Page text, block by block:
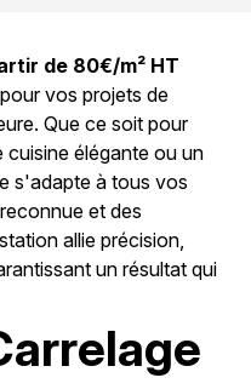
de 80€/m² HT
vos projets de
Que ce soit pour
cuisine élégante ou un
s'adapte à tous vos
et des
allie précision,
un résultat qui